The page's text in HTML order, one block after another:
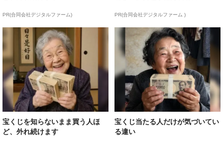
PR(合同会社デジタルファーム) PR(合同会社デジタルファーム )
宝くじを知らないまま買う人ほ
ど、外れ続けます
宝くじ当たる人だけが気づいてい
る違い